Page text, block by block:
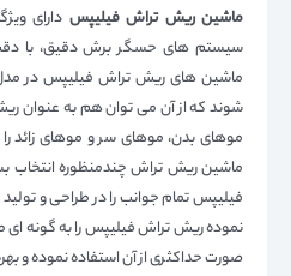
ماشین ریش تراش فیلیپس دارای
سیستم های حسگر برش دقیق، با
ماشین های ریش تراش فیلیپس در
شوند که از آن می توان هم به عنوان
موهای بدن، موهای سر و موهای زائد
ماشین ریش تراش چندمنظوره انتخاب
فیلیپس تمام جوانب را در طراحی و
نموده ریش تراش فیلیپس را به گونه ای
صورت حداکثری از آن استفاده نموده و